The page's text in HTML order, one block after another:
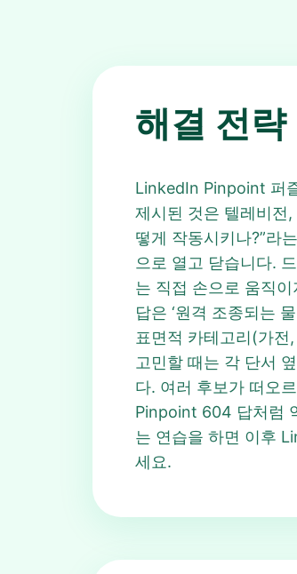
해결 전략
LinkedIn Pinpoint 퍼
제시된 것은 텔레비전
떻게 작동시키나?”라
으로 열고 닫습니다.
는 직접 손으로 움직
답은 ‘원격 조종되는
표면적 카테고리(가
고민할 때는 각 단서
다. 여러 후보가 떠오
Pinpoint 604 답처럼
는 연습을 하면 이후
세요.